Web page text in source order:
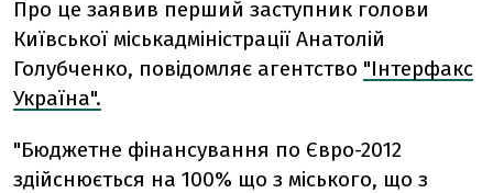
Про це заявив перший заступник голови
Київської міськадміністрації Анатолій
Голубченко, повідомляє агентство "Інтерфакс
Україна".
"Бюджетне фінансування по Євро-2012
здійснюється на 100% що з міського, що з